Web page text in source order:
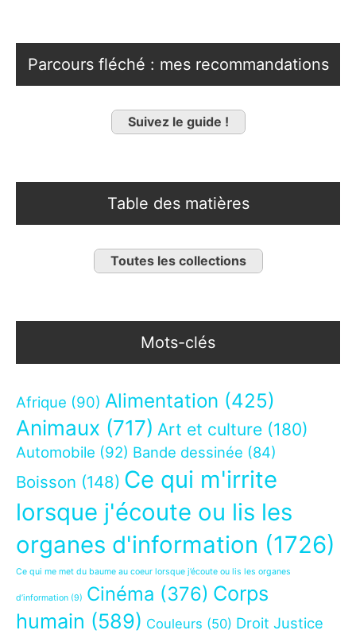
Parcours fléché : mes recommandations
Suivez le guide !
Table des matières
Toutes les collections
Mots-clés
Afrique (90) Alimentation (425)
Animaux (717) Art et culture (180)
Automobile (92) Bande dessinée (84)
Boisson (148) Ce qui m'irrite
lorsque j'écoute ou lis les
organes d'information (1726)
Ce qui me met du baume au coeur lorsque j’écoute ou lis les organes
d’information (9) Cinéma (376) Corps
humain (589) Couleurs (50) Droit Justice